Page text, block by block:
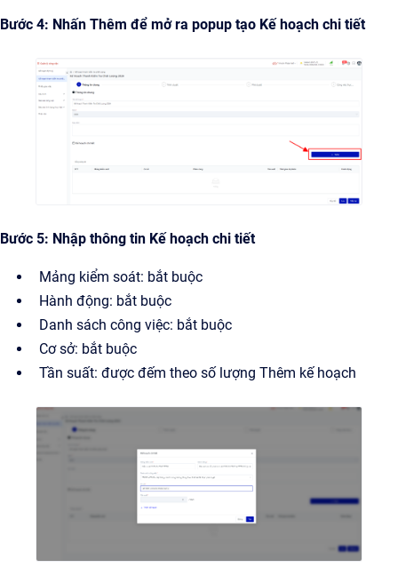
Bước 4: Nhấn Thêm để mở ra popup tạo Kế hoạch chi tiết
Bước 5: Nhập thông tin Kế hoạch chi tiết
Mảng kiểm soát: bắt buộc
Hành động: bắt buộc
Danh sách công việc: bắt buộc
Cơ sở: bắt buộc
Tần suất: được đếm theo số lượng Thêm kế hoạch